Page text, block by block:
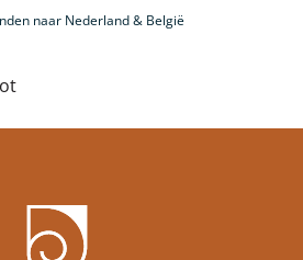
naar Nederland & België